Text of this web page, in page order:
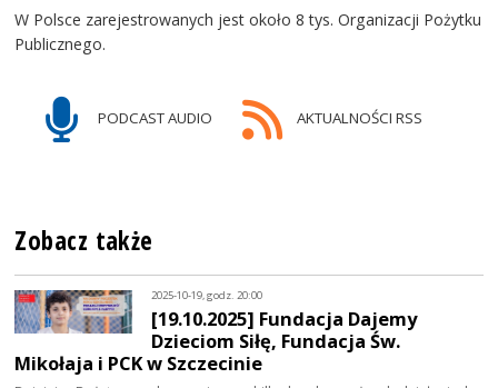
W Polsce zarejestrowanych jest około 8 tys. Organizacji Pożytku
Publicznego.
PODCAST AUDIO AKTUALNOŚCI RSS
Zobacz także
2025-10-19, godz. 20:00
[19.10.2025] Fundacja Dajemy
Dzieciom Siłę, Fundacja Św.
Mikołaja i PCK w Szczecinie